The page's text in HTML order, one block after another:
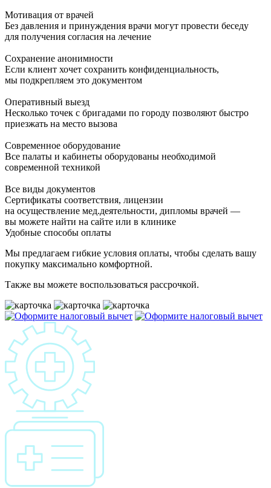
Мотивация от врачей
Без давления и принуждения врачи могут провести беседу
для получения согласия на лечение
Сохранение анонимности
Если клиент хочет сохранить конфиденциальность,
мы подкрепляем это документом
Оперативный выезд
Несколько точек с бригадами по городу позволяют быстро
приезжать на место вызова
Современное оборудование
Все палаты и кабинеты оборудованы необходимой
современной техникой
Все виды документов
Сертификаты соответствия, лицензии
на осуществление мед.деятельности, дипломы врачей —
вы можете найти на сайте или в клинике
Удобные способы оплаты
Мы предлагаем гибкие условия оплаты, чтобы сделать вашу
покупку максимально комфортной.
Также вы можете воспользоваться рассрочкой.